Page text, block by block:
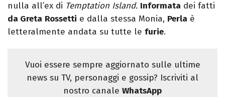
nulla all’ex di Temptation Island. Informata dei fatti
da Greta Rossetti e dalla stessa Monia, Perla è
letteralmente andata su tutte le furie.
Vuoi essere sempre aggiornato sulle ultime
news su TV, personaggi e gossip? Iscriviti al
nostro canale WhatsApp